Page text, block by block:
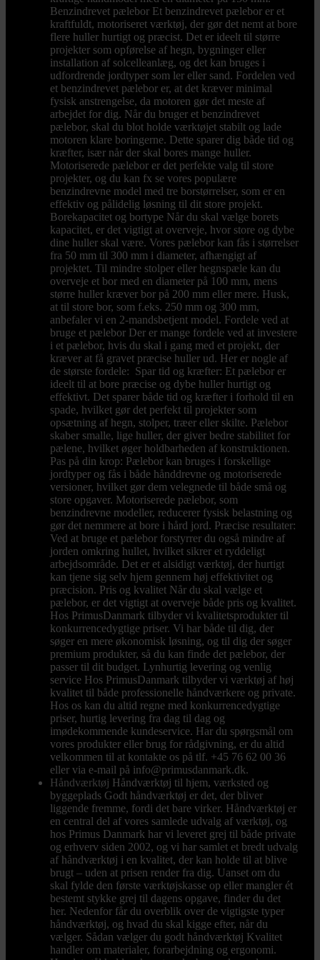
Benzindrevet pælebor Et benzindrevet pælebor er et
kraftfuldt, motoriseret værktøj, der gør det nemt at bore
flere huller hurtigt og præcist. Det er ideelt til større
projekter som opførelse af hegn, bygninger eller
installation af solcelleanlæg, og det kan bruges i
udfordrende jordtyper som ler eller sand. Fordelen ved
et benzindrevet pælebor er, at det kræver minimal
fysisk anstrengelse, da motoren gør det meste af
arbejdet for dig. Når du bruger et benzindrevet
pælebor, skal du blot holde værktøjet stabilt og lade
motoren klare boringerne. Dette sparer dig både tid og
kræfter, især når der skal bores mange huller.
Motoriserede pælebor er det perfekte valg til store
projekter, og du kan fx se vores populære
benzindrevne model med tre borstørrelser, som er en
effektiv og pålidelig løsning til dit store projekt.
Borekapacitet og bortype Når du skal vælge borets
kapacitet, er det vigtigt at overveje, hvor store og dybe
dine huller skal være. Vores pælebor kan fås i størrelser
fra 50 mm til 300 mm i diameter, afhængigt af
projektet. Til mindre stolper eller hegnspæle kan du
overveje et bor med en diameter på 100 mm, mens
større huller kræver bor på 200 mm eller mere. Husk,
at til store bor, som f.eks. 250 mm og 300 mm,
anbefaler vi en 2-mandsbetjent model. Fordele ved at
bruge et pælebor Der er mange fordele ved at investere
i et pælebor, hvis du skal i gang med et projekt, der
kræver at få gravet præcise huller ud. Her er nogle af
de største fordele: Spar tid og kræfter: Et pælebor er
ideelt til at bore præcise og dybe huller hurtigt og
effektivt. Det sparer både tid og kræfter i forhold til en
spade, hvilket gør det perfekt til projekter som
opsætning af hegn, stolper, træer eller skilte. Pælebor
skaber smalle, lige huller, der giver bedre stabilitet for
pælene, hvilket øger holdbarheden af konstruktionen.
Pas på din krop: Pælebor kan bruges i forskellige
jordtyper og fås i både hånddrevne og motoriserede
versioner, hvilket gør dem velegnede til både små og
store opgaver. Motoriserede pælebor, som
benzindrevne modeller, reducerer fysisk belastning og
gør det nemmere at bore i hård jord. Præcise resultater:
Ved at bruge et pælebor forstyrrer du også mindre af
jorden omkring hullet, hvilket sikrer et ryddeligt
arbejdsområde. Det er et alsidigt værktøj, der hurtigt
kan tjene sig selv hjem gennem høj effektivitet og
præcision. Pris og kvalitet Når du skal vælge et
pælebor, er det vigtigt at overveje både pris og kvalitet.
Hos PrimusDanmark tilbyder vi kvalitetsprodukter til
konkurrencedygtige priser. Vi har både til dig, der
søger en mere økonomisk løsning, og til dig der søger
premium produkter, så du kan finde det pælebor, der
passer til dit budget. Lynhurtig levering og venlig
service Hos PrimusDanmark tilbyder vi værktøj af høj
kvalitet til både professionelle håndværkere og private.
Hos os kan du altid regne med konkurrencedygtige
priser, hurtig levering fra dag til dag og
imødekommende kundeservice. Har du spørgsmål om
vores produkter eller brug for rådgivning, er du altid
velkommen til at kontakte os på tlf. +45 76 62 00 36
eller via e-mail på info@primusdanmark.dk.
Håndværktøj Håndværktøj til hjem, værksted og
byggeplads Godt håndværktøj er det, der bliver
liggende fremme, fordi det bare virker. Håndværktøj er
en central del af vores samlede udvalg af værktøj, og
hos Primus Danmark har vi leveret grej til både private
og erhverv siden 2002, og vi har samlet et bredt udvalg
af håndværktøj i en kvalitet, der kan holde til at blive
brugt – uden at prisen render fra dig. Uanset om du
skal fylde den første værktøjskasse op eller mangler ét
bestemt stykke grej til dagens opgave, finder du det
her. Nedenfor får du overblik over de vigtigste typer
håndværktøj, og hvad du skal kigge efter, når du
vælger. Sådan vælger du godt håndværktøj Kvalitet
handler om materialer, forarbejdning og ergonomi.